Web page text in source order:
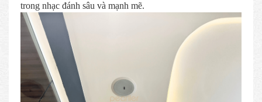
trong nhạc đánh sâu và mạnh mẽ.